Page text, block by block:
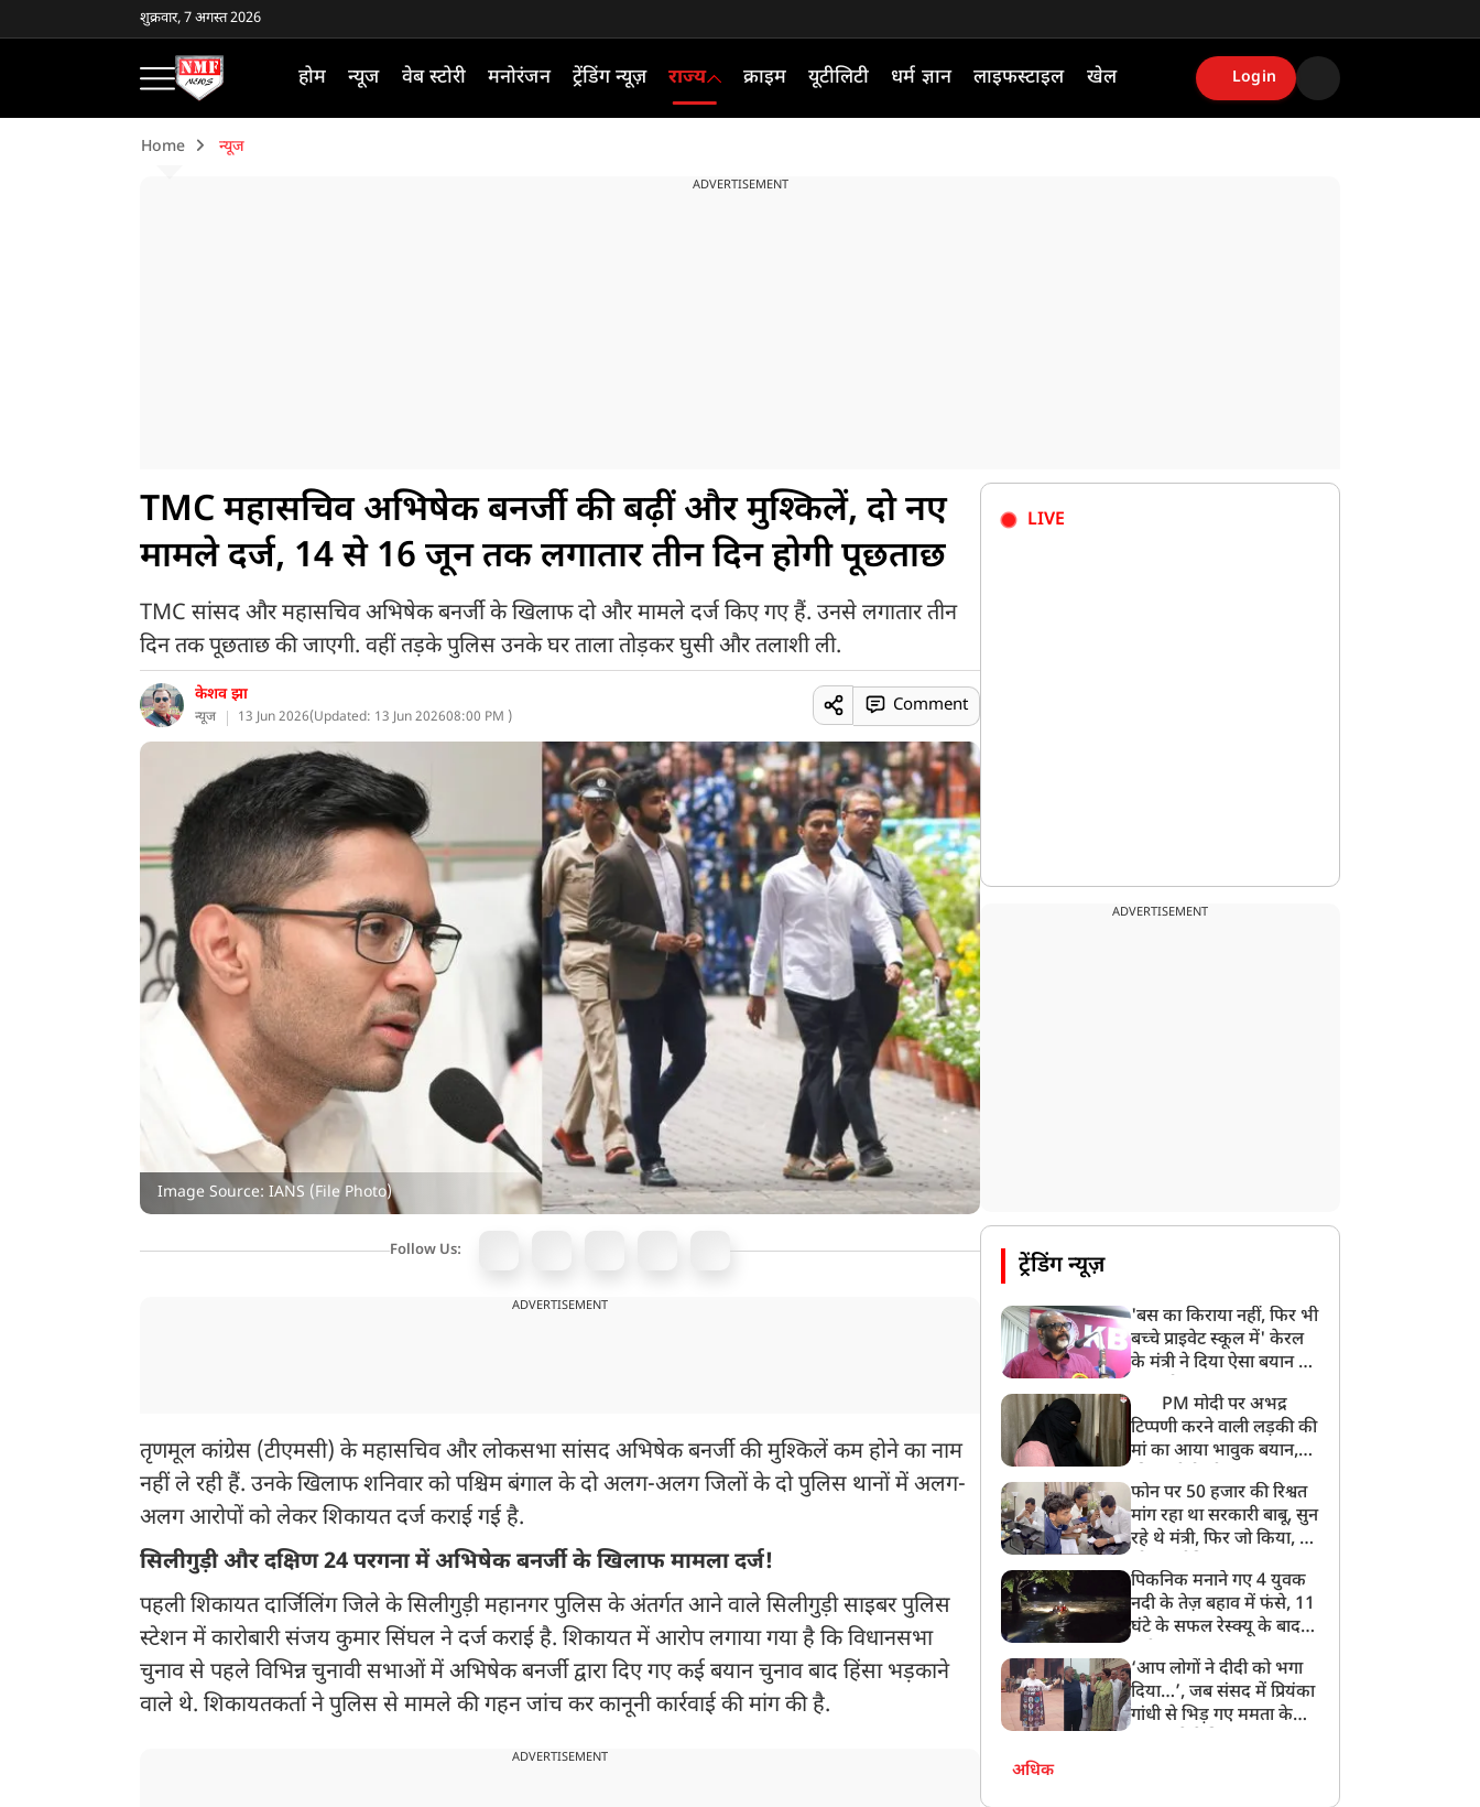
शुक्रवार, 7 अगस्त 2026
होम न्यूज वेब स्टोरी मनोरंजन ट्रेंडिंग न्यूज़ राज्य क्राइम यूटीलिटी धर्म ज्ञान लाइफस्टाइल खेल Login
Home न्यूज
ADVERTISEMENT
TMC महासचिव अभिषेक बनर्जी की बढ़ीं और मुश्किलें, दो नए
मामले दर्ज, 14 से 16 जून तक लगातार तीन दिन होगी पूछताछ
TMC सांसद और महासचिव अभिषेक बनर्जी के खिलाफ दो और मामले दर्ज किए गए हैं. उनसे लगातार तीन
दिन तक पूछताछ की जाएगी. वहीं तड़के पुलिस उनके घर ताला तोड़कर घुसी और तलाशी ली.
केशव झा
न्यूज 13 Jun 2026(Updated: 13 Jun 202608:00 PM )
Comment
Image Source: IANS (File Photo)
Follow Us:
ADVERTISEMENT
तृणमूल कांग्रेस (टीएमसी) के महासचिव और लोकसभा सांसद अभिषेक बनर्जी की मुश्किलें कम होने का नाम
नहीं ले रही हैं. उनके खिलाफ शनिवार को पश्चिम बंगाल के दो अलग-अलग जिलों के दो पुलिस थानों में अलग-
अलग आरोपों को लेकर शिकायत दर्ज कराई गई है.
सिलीगुड़ी और दक्षिण 24 परगना में अभिषेक बनर्जी के खिलाफ मामला दर्ज!
पहली शिकायत दार्जिलिंग जिले के सिलीगुड़ी महानगर पुलिस के अंतर्गत आने वाले सिलीगुड़ी साइबर पुलिस
स्टेशन में कारोबारी संजय कुमार सिंघल ने दर्ज कराई है. शिकायत में आरोप लगाया गया है कि विधानसभा
चुनाव से पहले विभिन्न चुनावी सभाओं में अभिषेक बनर्जी द्वारा दिए गए कई बयान चुनाव बाद हिंसा भड़काने
वाले थे. शिकायतकर्ता ने पुलिस से मामले की गहन जांच कर कानूनी कार्रवाई की मांग की है.
ADVERTISEMENT
LIVE
ADVERTISEMENT
ट्रेंडिंग न्यूज़
'बस का किराया नहीं, फिर भी
बच्चे प्राइवेट स्कूल में' केरल
के मंत्री ने दिया ऐसा बयान की
PM मोदी पर अभद्र
टिप्पणी करने वाली लड़की की
मां का आया भावुक बयान,
बेटी को गोद लें प्रधानमंत्री
फोन पर 50 हजार की रिश्वत
मांग रहा था सरकारी बाबू, सुन
रहे थे मंत्री, फिर जो किया, वो
पिकनिक मनाने गए 4 युवक
नदी के तेज़ बहाव में फंसे, 11
घंटे के सफल रेस्क्यू के बाद
‘आप लोगों ने दीदी को भगा
दिया…’, जब संसद में प्रियंका
गांधी से भिड़ गए ममता के
अधिक